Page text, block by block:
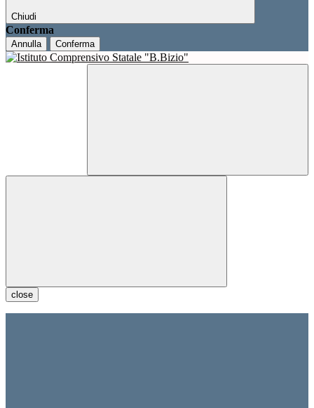
Chiudi
Conferma
Annulla Conferma
close